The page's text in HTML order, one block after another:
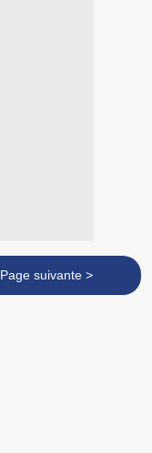
Page suivante >